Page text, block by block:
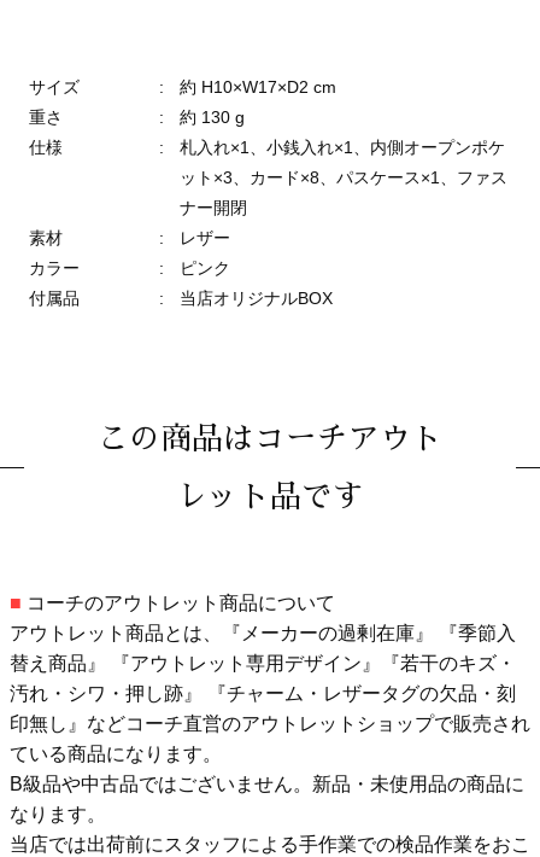
サイズ :
約 H10×W17×D2 cm
重さ
:
約 130 g
仕様
:
札入れ×1、小銭入れ×1、内側オープンポケ
ット×3、カード×8、パスケース×1、ファス
ナー開閉
素材
:
レザー
カラー
:
ピンク
付属品
: 当店オリジナルBOX
この商品はコーチアウト
レット品です
■ コーチのアウトレット商品について
アウトレット商品とは、『メーカーの過剰在庫』 『季節入
替え商品』 『アウトレット専用デザイン』『若干のキズ・
汚れ・シワ・押し跡』 『チャーム・レザータグの欠品・刻
印無し』などコーチ直営のアウトレットショップで販売され
ている商品になります。
B級品や中古品ではございません。新品・未使用品の商品に
なります。
当店では出荷前にスタッフによる手作業での検品作業をおこ